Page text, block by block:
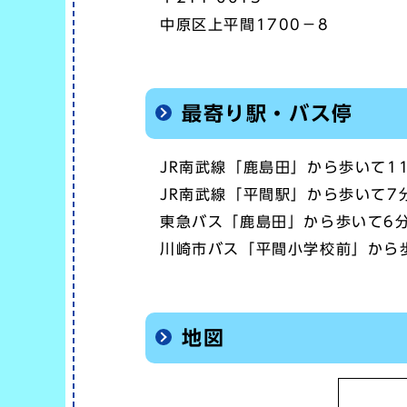
中原区上平間1700－8
最寄り駅・バス停
JR南武線「鹿島田」から歩いて
JR南武線「平間駅」から歩いて7
東急バス「鹿島田」から歩いて6
川崎市バス「平間小学校前」から
地図